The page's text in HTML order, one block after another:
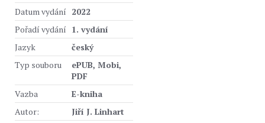
Datum vydání 2022
Pořadí vydání 1. vydání
Jazyk
český
Typ souboru
ePUB, Mobi,
PDF
Vazba
E-kniha
Autor:
Jiří J. Linhart